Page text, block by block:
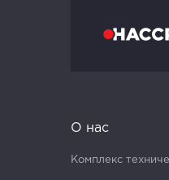
О нас
Комплекс